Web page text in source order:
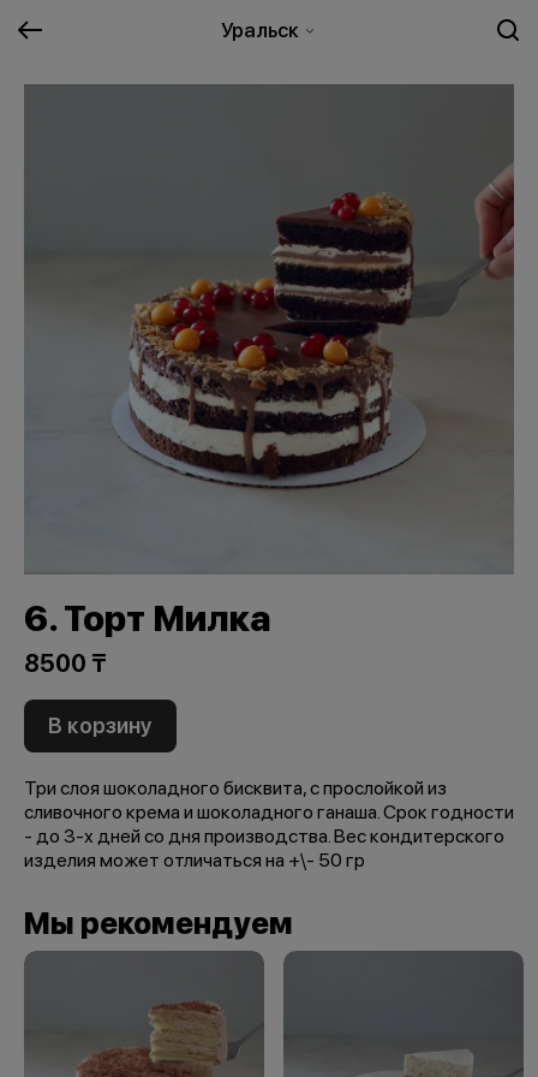
Уральск
6. Торт Милка
8500 ₸
В корзину
Три слоя шоколадного бисквита, с прослойкой из
сливочного крема и шоколадного ганаша. Срок годности
- до 3-х дней со дня производства. Вес кондитерского
изделия может отличаться на +\- 50 гр
Мы рекомендуем